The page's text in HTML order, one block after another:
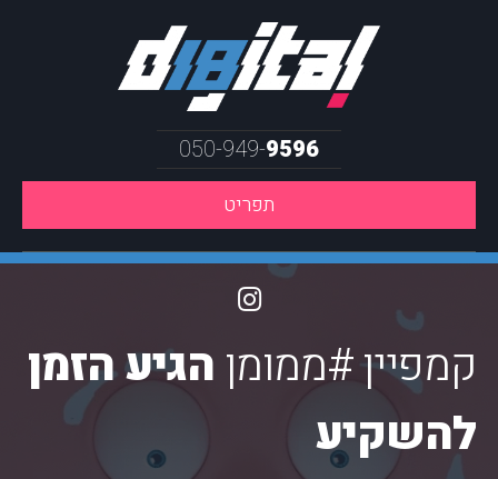
050-949-9596
תפריט
קמפיין #ממומן הגיע הזמן
להשקיע